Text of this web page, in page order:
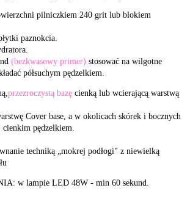
pilniczkiem 240 grit lub blokiem
paznokcia.
(bezkwasowy primer) stosować na wilgotne
półsuchym pędzelkiem.
przezroczystą bazę cienką lub wcierającą warstwą
Cover base, a w okolicach skórek i bocznych
cienkim pędzelkiem.
techniką „mokrej podłogi" z niewielką
w lampie LED 48W - min 60 sekund.